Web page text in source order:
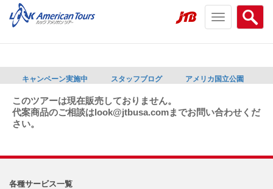
Search
menu
Toggle
navigation
キャンペーン実施中 スタッフブログ アメリカ国立公園
このツアーは現在販売しておりません。
代案商品のご相談はlook@jtbusa.comまでお問い合わせくだ
さい。
各種サービス一覧